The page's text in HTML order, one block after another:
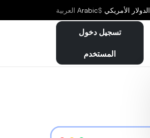
الدولار الأمريكي $
Arabic العربية
تسجيل دخول
المستخدم